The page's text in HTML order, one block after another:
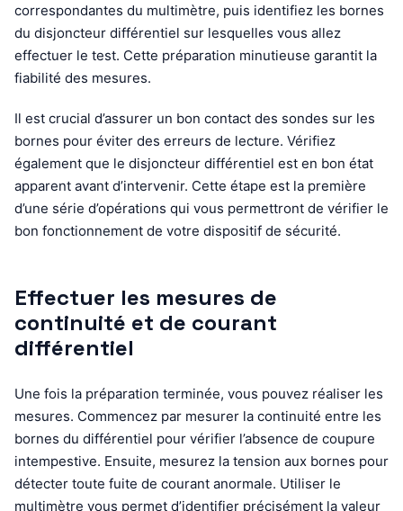
correspondantes du multimètre, puis identifiez les bornes
du disjoncteur différentiel sur lesquelles vous allez
effectuer le test. Cette préparation minutieuse garantit la
fiabilité des mesures.
Il est crucial d’assurer un bon contact des sondes sur les
bornes pour éviter des erreurs de lecture. Vérifiez
également que le disjoncteur différentiel est en bon état
apparent avant d’intervenir. Cette étape est la première
d’une série d’opérations qui vous permettront de vérifier le
bon fonctionnement de votre dispositif de sécurité.
Effectuer les mesures de
continuité et de courant
différentiel
Une fois la préparation terminée, vous pouvez réaliser les
mesures. Commencez par mesurer la continuité entre les
bornes du différentiel pour vérifier l’absence de coupure
intempestive. Ensuite, mesurez la tension aux bornes pour
détecter toute fuite de courant anormale. Utiliser le
multimètre vous permet d’identifier précisément la valeur